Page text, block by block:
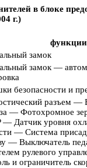
в блоке
г.)
функции
замок
замок —
безопасности и
разъем —
— Фотохромное
— Датчик уровня
— Система
— Выключатель
рулевого
и ограничитель